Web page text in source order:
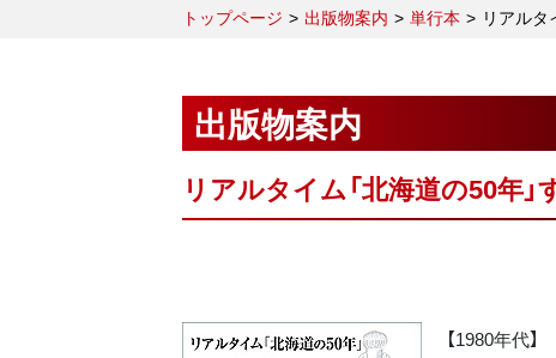
トップページ 出版物案内 単行本 リアルタ
出版物案内
リアルタイム「北海道の50年
【1980年代】